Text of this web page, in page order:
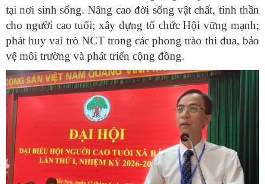
tại nơi sinh sống. Nâng cao đời sống vật chất, tinh thần
cho người cao tuổi; xây dựng tổ chức Hội vững mạnh;
phát huy vai trò NCT trong các phong trào thi đua, bảo
vệ môi trường và phát triển cộng đồng.